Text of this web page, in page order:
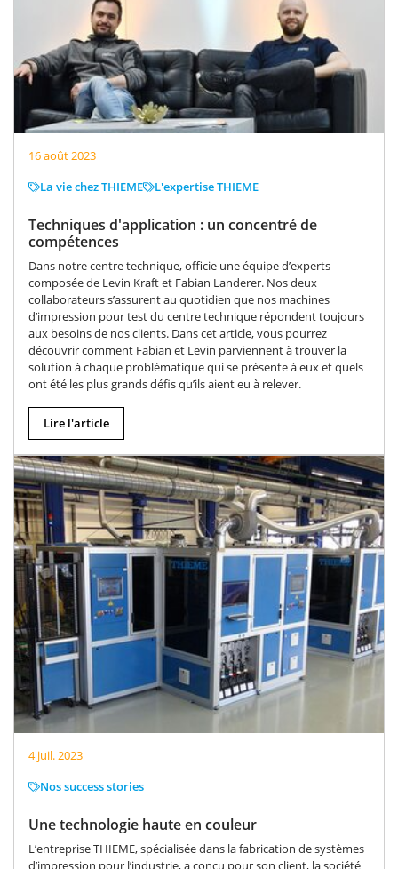
Techniques d'application : un concentré de
compétences
16 août 2023
La vie chez THIEME
L'expertise THIEME
Dans notre centre technique, officie une équipe d’experts
composée de Levin Kraft et Fabian Landerer. Nos deux
collaborateurs s’assurent au quotidien que nos machines
d’impression pour test du centre technique répondent toujours
aux besoins de nos clients. Dans cet article, vous pourrez
découvrir comment Fabian et Levin parviennent à trouver la
solution à chaque problématique qui se présente à eux et quels
ont été les plus grands défis qu’ils aient eu à relever.
Lire l'article
Une technologie haute en couleur
4 juil. 2023
Nos success stories
L’entreprise THIEME, spécialisée dans la fabrication de systèmes
d’impression pour l’industrie, a conçu pour son client, la société